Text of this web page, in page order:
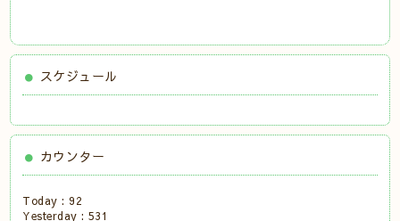
スケジュール
カウンター
Today :92
Yesterday :531